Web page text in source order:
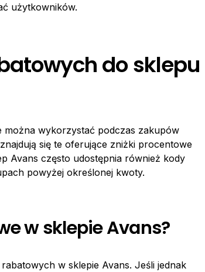
użytkowników.
do sklepu
wykorzystać podczas zakupów
się te oferujące zniżki procentowe
Avans często udostępnia również kody
powyżej określonej kwoty.
w sklepie Avans?
w sklepie Avans. Jeśli jednak